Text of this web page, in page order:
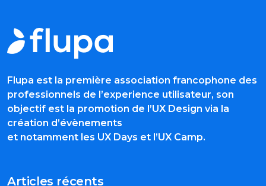
Flupa est la première association francophone des
professionnels de l’experience utilisateur, son
objectif est la promotion de l’UX Design via la
création d’évènements
et notamment les UX Days et l’UX Camp.
Articles récents